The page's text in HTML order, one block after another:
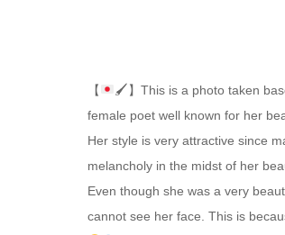
【
🖌】This is a photo taken
female poet well known for her
Her style is very attractive since
melancholy in the midst of her
Even though she was a very
cannot see her face. This is